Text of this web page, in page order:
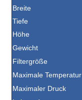
Breite
Tiefe
Höhe
Gewicht
Filtergröße
Maximale Temperatur
Maximaler Druck